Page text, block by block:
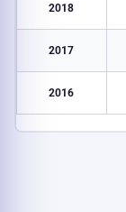
2018
2017
2016